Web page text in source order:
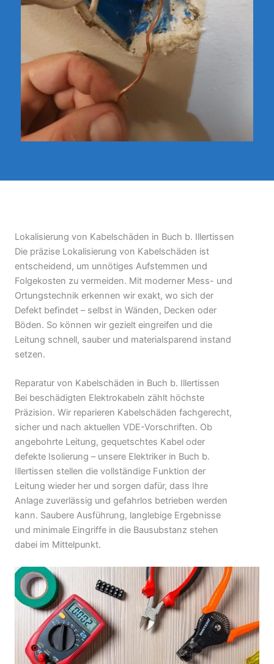
Lokalisierung von Kabelschäden in Buch b. Illertissen
Die präzise Lokalisierung von Kabelschäden ist
entscheidend, um unnötiges Aufstemmen und
Folgekosten zu vermeiden. Mit moderner Mess- und
Ortungstechnik erkennen wir exakt, wo sich der
Defekt befindet – selbst in Wänden, Decken oder
Böden. So können wir gezielt eingreifen und die
Leitung schnell, sauber und materialsparend instand
setzen.
Reparatur von Kabelschäden in Buch b. Illertissen
Bei beschädigten Elektrokabeln zählt höchste
Präzision. Wir reparieren Kabelschäden fachgerecht,
sicher und nach aktuellen VDE-Vorschriften. Ob
angebohrte Leitung, gequetschtes Kabel oder
defekte Isolierung – unsere Elektriker in Buch b.
Illertissen stellen die vollständige Funktion der
Leitung wieder her und sorgen dafür, dass Ihre
Anlage zuverlässig und gefahrlos betrieben werden
kann. Saubere Ausführung, langlebige Ergebnisse
und minimale Eingriffe in die Bausubstanz stehen
dabei im Mittelpunkt.